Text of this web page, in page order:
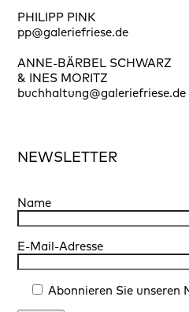
PHILIPP PINK
pp@galeriefriese.de
ANNE-BÄRBEL SCHWARZ
& INES MORITZ
buchhaltung@galeriefriese.de
NEWSLETTER
Name
E-Mail-Adresse
Abonnieren Sie unseren